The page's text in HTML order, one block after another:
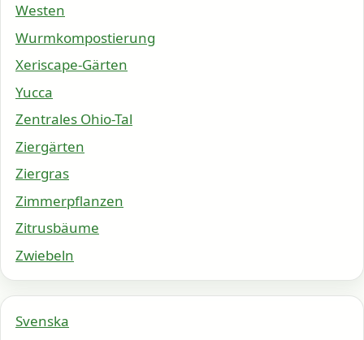
Westen
Wurmkompostierung
Xeriscape-Gärten
Yucca
Zentrales Ohio-Tal
Ziergärten
Ziergras
Zimmerpflanzen
Zitrusbäume
Zwiebeln
Svenska